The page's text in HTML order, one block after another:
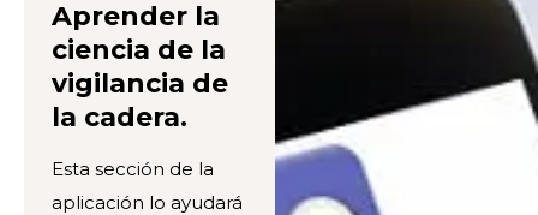
Aprender la
ciencia de la
vigilancia de
la cadera.
Esta sección de la
aplicación lo ayudará